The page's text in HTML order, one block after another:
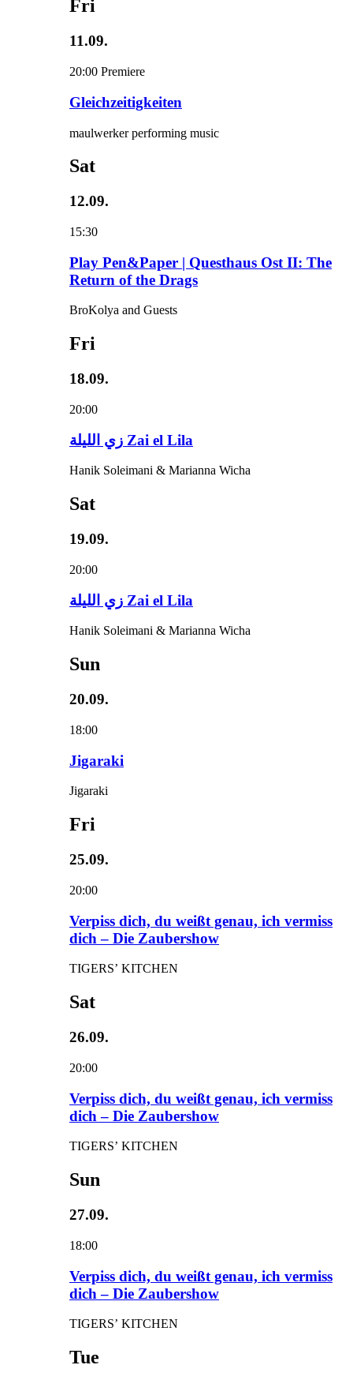
Fri
11.09.
20:00 Premiere
Gleichzeitigkeiten
maulwerker performing music
Sat
12.09.
15:30
Play Pen&Paper | Questhaus Ost II: The
Return of the Drags
BroKolya and Guests
Fri
18.09.
20:00
زي‌ اللیلة Zai el Lila
Hanik Soleimani & Marianna Wicha
Sat
19.09.
20:00
زي‌ اللیلة Zai el Lila
Hanik Soleimani & Marianna Wicha
Sun
20.09.
18:00
Jigaraki
Jigaraki
Fri
25.09.
20:00
Verpiss dich, du weißt genau, ich vermiss
dich – Die Zaubershow
TIGERS’ KITCHEN
Sat
26.09.
20:00
Verpiss dich, du weißt genau, ich vermiss
dich – Die Zaubershow
TIGERS’ KITCHEN
Sun
27.09.
18:00
Verpiss dich, du weißt genau, ich vermiss
dich – Die Zaubershow
TIGERS’ KITCHEN
Tue